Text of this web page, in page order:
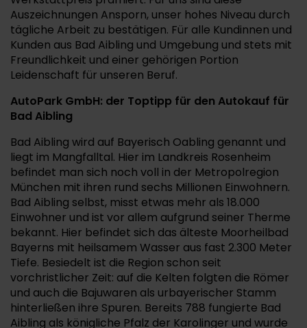
Auszeichnungen Ansporn, unser hohes Niveau durch
tägliche Arbeit zu bestätigen. Für alle Kundinnen und
Kunden aus Bad Aibling und Umgebung und stets mit
Freundlichkeit und einer gehörigen Portion
Leidenschaft für unseren Beruf.
AutoPark GmbH: der Toptipp für den Autokauf für
Bad Aibling
Bad Aibling wird auf Bayerisch Oabling genannt und
liegt im Mangfalltal. Hier im Landkreis Rosenheim
befindet man sich noch voll in der Metropolregion
München mit ihren rund sechs Millionen Einwohnern.
Bad Aibling selbst, misst etwas mehr als 18.000
Einwohner und ist vor allem aufgrund seiner Therme
bekannt. Hier befindet sich das älteste Moorheilbad
Bayerns mit heilsamem Wasser aus fast 2.300 Meter
Tiefe. Besiedelt ist die Region schon seit
vorchristlicher Zeit: auf die Kelten folgten die Römer
und auch die Bajuwaren als urbayerischer Stamm
hinterließen ihre Spuren. Bereits 788 fungierte Bad
Aibling als königliche Pfalz der Karolinger und wurde